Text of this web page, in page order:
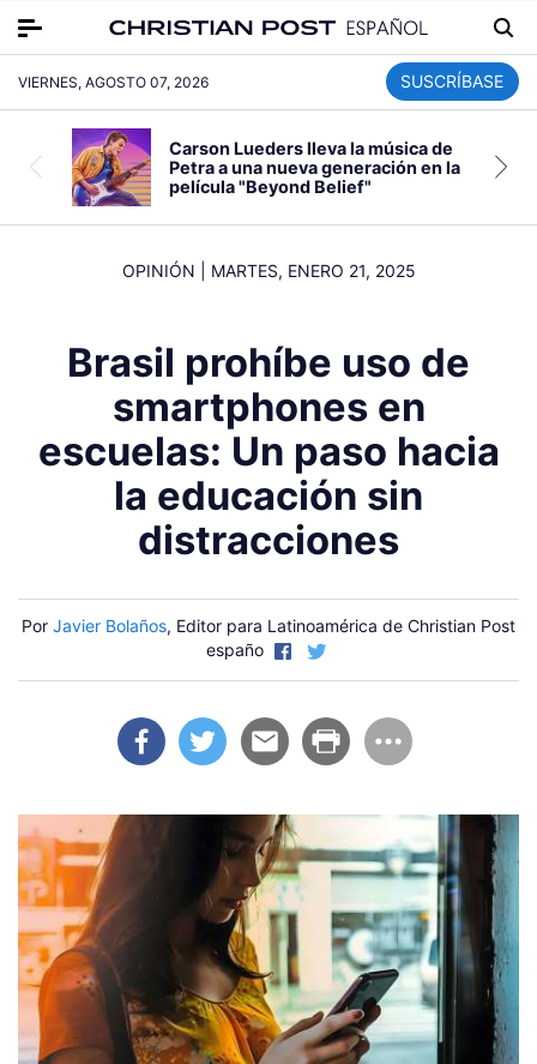
VIERNES, AGOSTO 07, 2026 SUSCRÍBASE
Carson Lueders lleva la música de
Petra a una nueva generación en la
película "Beyond Belief"
OPINIÓN MARTES, ENERO 21, 2025
Brasil prohíbe uso de
smartphones en
escuelas: Un paso hacia
la educación sin
distracciones
Por Javier Bolaños, Editor para Latinoamérica de Christian Post
españo